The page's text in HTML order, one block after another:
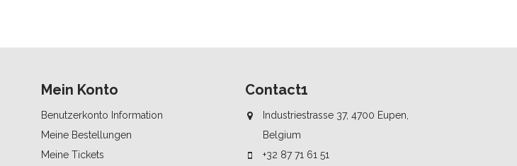
Mein Konto
Benutzerkonto Information
Meine Bestellungen
Meine Tickets
Contact1
Industriestrasse 37, 4700 Eupen,
Belgium
+32 87 71 61 51